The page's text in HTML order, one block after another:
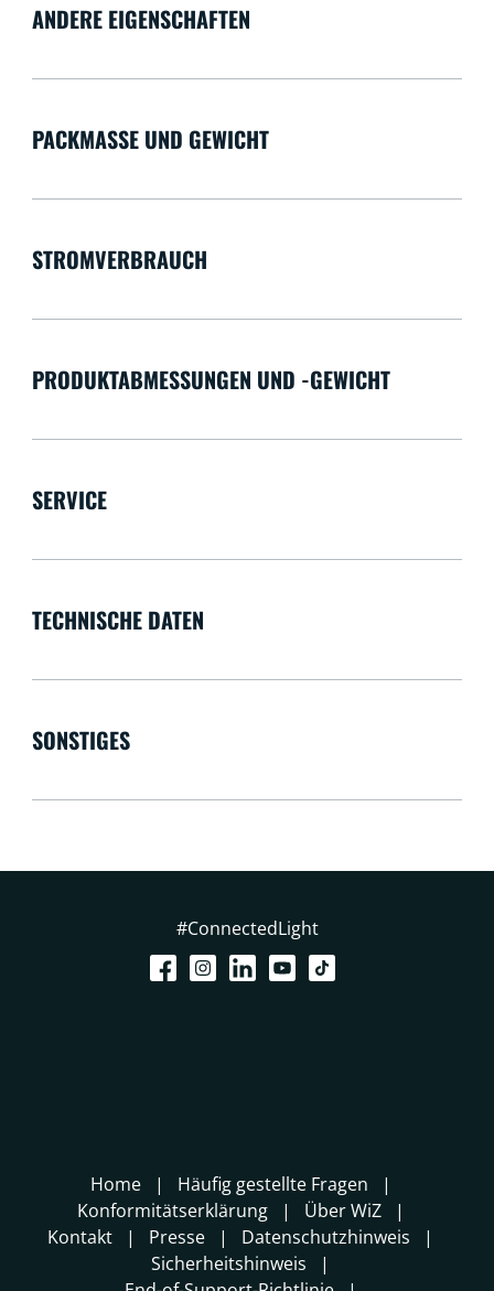
ANDERE EIGENSCHAFTEN
PACKMASSE UND GEWICHT
STROMVERBRAUCH
PRODUKTABMESSUNGEN UND -GEWICHT
SERVICE
TECHNISCHE DATEN
SONSTIGES
#ConnectedLight
Home
Häufig gestellte Fragen
Konformitätserklärung
Über WiZ
Kontakt
Presse
Datenschutzhinweis
Sicherheitshinweis